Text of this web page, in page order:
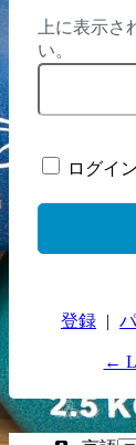
上に表示
い。
ログイ
登録 |
←